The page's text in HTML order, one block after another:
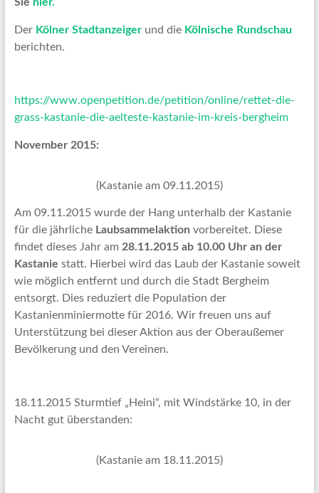
Der Kölner Stadtanzeigerund die Kölnische Rundschau
berichten.
https://www.openpetition.de/petition/online/rettet-die-
grass-kastanie-die-aelteste-kastanie-im-kreis-bergheim
November 2015:
(Kastanie am 09.11.2015)
Am 09.11.2015 wurde der Hang unterhalb der Kastanie
für die jährliche Laubsammelaktion vorbereitet. Diese
findet dieses Jahr am 28.11.2015 ab 10.00 Uhr an der
Kastanie statt. Hierbei wird das Laub der Kastanie soweit
wie möglich entfernt und durch die Stadt Bergheim
entsorgt. Dies reduziert die Population der
Kastanienminiermotte für 2016. Wir freuen uns auf
Unterstützung bei dieser Aktion aus der Oberaußemer
Bevölkerung und den Vereinen.
18.11.2015 Sturmtief „Heini“, mit Windstärke 10, in der
Nacht gut überstanden:
(Kastanie am 18.11.2015)